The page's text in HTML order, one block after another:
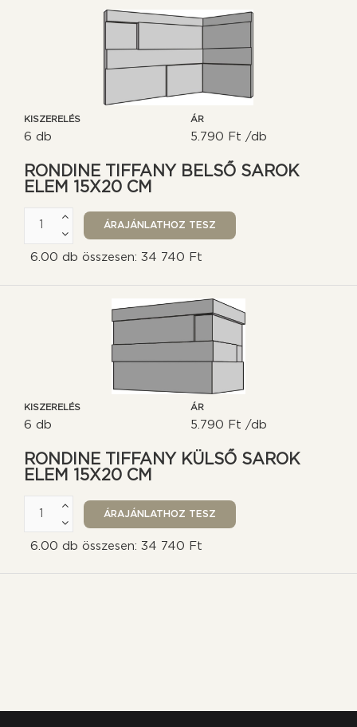
KISZERELÉS
6 db
ÁR
5.790 Ft /db
RONDINE TIFFANY BELSŐ SAROK
ELEM 15X20 CM
6.00 db összesen: 34 740 Ft
KISZERELÉS
6 db
ÁR
5.790 Ft /db
RONDINE TIFFANY KÜLSŐ SAROK
ELEM 15X20 CM
6.00 db összesen: 34 740 Ft